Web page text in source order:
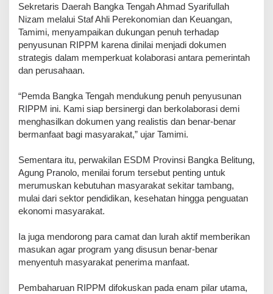
Sekretaris Daerah Bangka Tengah Ahmad Syarifullah
Nizam melalui Staf Ahli Perekonomian dan Keuangan,
Tamimi, menyampaikan dukungan penuh terhadap
penyusunan RIPPM karena dinilai menjadi dokumen
strategis dalam memperkuat kolaborasi antara pemerintah
dan perusahaan.
“Pemda Bangka Tengah mendukung penuh penyusunan
RIPPM ini. Kami siap bersinergi dan berkolaborasi demi
menghasilkan dokumen yang realistis dan benar-benar
bermanfaat bagi masyarakat,” ujar Tamimi.
Sementara itu, perwakilan ESDM Provinsi Bangka Belitung,
Agung Pranolo, menilai forum tersebut penting untuk
merumuskan kebutuhan masyarakat sekitar tambang,
mulai dari sektor pendidikan, kesehatan hingga penguatan
ekonomi masyarakat.
Ia juga mendorong para camat dan lurah aktif memberikan
masukan agar program yang disusun benar-benar
menyentuh masyarakat penerima manfaat.
Pembaharuan RIPPM difokuskan pada enam pilar utama,